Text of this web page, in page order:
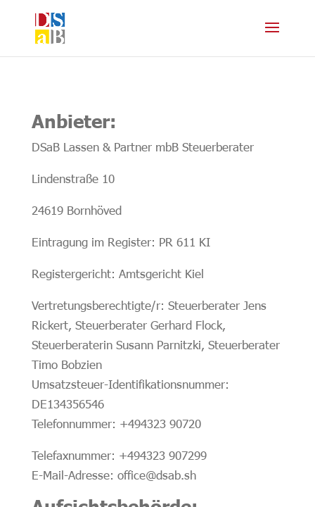
Anbieter:
DSaB Lassen & Partner mbB Steuerberater
Lindenstraße 10
24619 Bornhöved
Eintragung im Register: PR 611 KI
Registergericht: Amtsgericht Kiel
Vertretungsberechtigte/r: Steuerberater Jens
Rickert, Steuerberater Gerhard Flock,
Steuerberaterin Susann Parnitzki, Steuerberater
Timo Bobzien
Umsatzsteuer-Identifikationsnummer:
DE134356546
Telefonnummer: +494323 90720
Telefaxnummer: +494323 907299
E-Mail-Adresse: office@dsab.sh